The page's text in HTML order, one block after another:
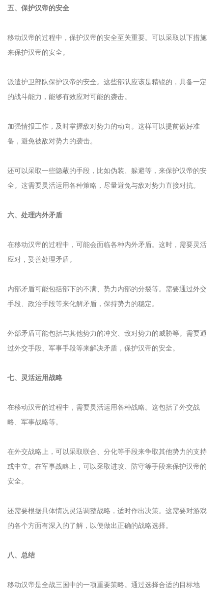
五、保护汉帝的安全
移动汉帝的过程中，保护汉帝的安全至关重要。可以采取以下措施
来保护汉帝的安全。
派遣护卫部队保护汉帝的安全。这些部队应该是精锐的，具备一定
的战斗能力，能够有效应对可能的袭击。
加强情报工作，及时掌握敌对势力的动向。这样可以提前做好准
备，避免被敌对势力的袭击。
还可以采取一些隐蔽的手段，比如伪装、躲避等，来保护汉帝的安
全。这需要灵活运用各种策略，尽量避免与敌对势力直接对抗。
六、处理内外矛盾
在移动汉帝的过程中，可能会面临各种内外矛盾。这时，需要灵活
应对，妥善处理矛盾。
内部矛盾可能包括部下的不满、势力内部的分裂等。需要通过外交
手段、政治手段等来化解矛盾，保持势力的稳定。
外部矛盾可能包括与其他势力的冲突、敌对势力的威胁等。需要通
过外交手段、军事手段等来解决矛盾，保护汉帝的安全。
七、灵活运用战略
在移动汉帝的过程中，需要灵活运用各种战略。这包括了外交战
略、军事战略等。
在外交战略上，可以采取联合、分化等手段来争取其他势力的支持
或中立。在军事战略上，可以采取进攻、防守等手段来保护汉帝的
安全。
还需要根据具体情况灵活调整战略，适时作出决策。这需要对游戏
的各个方面有深入的了解，以便做出正确的战略选择。
八、总结
移动汉帝是全战三国中的一项重要策略。通过选择合适的目标地